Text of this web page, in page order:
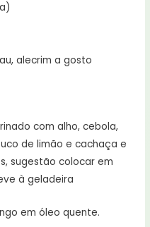
alecrim a gosto
com alho, cebola,
de limão e cachaça e
sugestão colocar em
à geladeira
em óleo quente.